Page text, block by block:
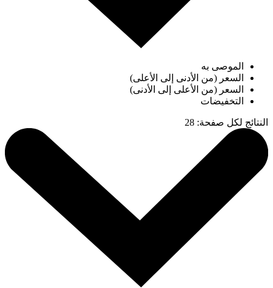
الموصى به
السعر (من الأدنى إلى الأعلى)
السعر (من الأعلى إلى الأدنى)
التخفيضات
النتائج لكل صفحة:
28